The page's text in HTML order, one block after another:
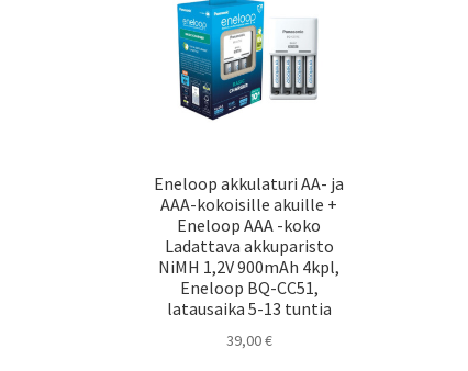
Eneloop akkulaturi AA- ja
AAA-kokoisille akuille +
Eneloop AAA -koko
Ladattava akkuparisto
NiMH 1,2V 900mAh 4kpl,
Eneloop BQ-CC51,
latausaika 5-13 tuntia
39,00€